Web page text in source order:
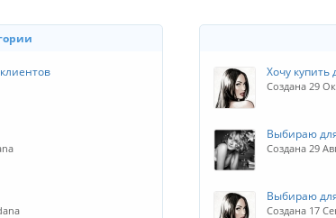
Хочу
Создана 29
Выбираю
Создана 29
Выбираю
Создана 17